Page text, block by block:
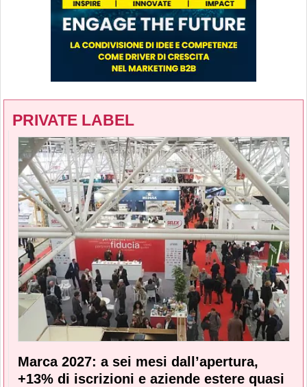
PRIVATE LABEL
Marca 2027: a sei mesi dall’apertura,
+13% di iscrizioni e aziende estere quasi